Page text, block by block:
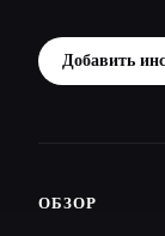
Добавить
Site
ОБЗОР